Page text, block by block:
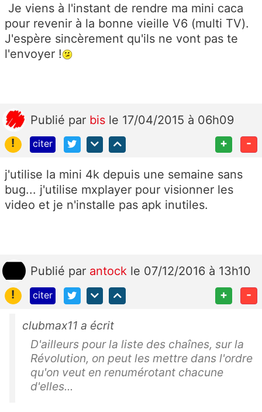
Je viens à l'instant de rendre ma mini caca
pour revenir à la bonne vieille V6 (multi TV).
J'espère sincèrement qu'ils ne vont pas te
l'envoyer !
Publié par bis le 17/04/2015 à 06h09
!
citer + -
j'utilise la mini 4k depuis une semaine sans
bug... j'utilise mxplayer pour visionner les
video et je n'installe pas apk inutiles.
Publié par antock le 07/12/2016 à 13h10
!
citer + -
clubmax11 a écrit
D'ailleurs pour la liste des chaînes, sur la
Révolution, on peut les mettre dans l'ordre
qu'on veut en renumérotant chacune
d'elles...